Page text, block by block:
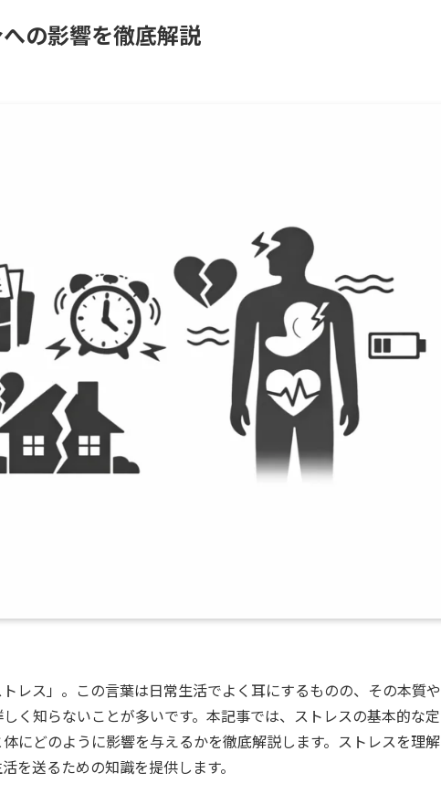
の影響を徹底解説
レス」。この言葉は日常生活でよく耳にするものの、その本質や
く知らないことが多いです。本記事では、ストレスの基本的な定
にどのように影響を与えるかを徹底解説します。ストレスを理解
を送るための知識を提供します。